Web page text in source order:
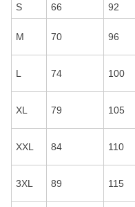
S 66 92
M 70 96
L 74 100
XL 79 105
XXL 84 110
3XL 89 115